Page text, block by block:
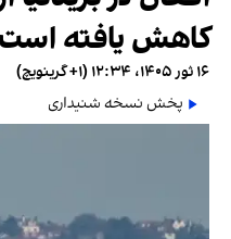
کاهش یافته است
۱۶ ثور ۱۴۰۵، ۱۲:۳۴ (‎+۱ گرینویچ)
پخش نسخه شنیداری